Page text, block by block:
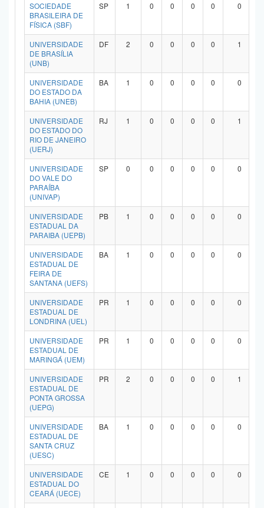
SOCIEDADE
BRASILEIRA DE
FÍSICA (SBF)
SP 1 0 0 0 0 0
UNIVERSIDADE
DE BRASÍLIA
(UNB)
DF 2 0 0 0 0 1
UNIVERSIDADE
DO ESTADO DA
BAHIA (UNEB)
BA 1 0 0 0 0 0
UNIVERSIDADE
DO ESTADO DO
RIO DE JANEIRO
(UERJ)
RJ 1 0 0 0 0 1
UNIVERSIDADE
DO VALE DO
PARAÍBA
(UNIVAP)
SP 0 0 0 0 0 0
UNIVERSIDADE
ESTADUAL DA
PARAIBA (UEPB)
PB 1 0 0 0 0 0
UNIVERSIDADE
ESTADUAL DE
FEIRA DE
SANTANA (UEFS)
BA 1 0 0 0 0 0
UNIVERSIDADE
ESTADUAL DE
LONDRINA (UEL)
PR 1 0 0 0 0 0
UNIVERSIDADE
ESTADUAL DE
MARINGÁ (UEM)
PR 1 0 0 0 0 0
UNIVERSIDADE
ESTADUAL DE
PONTA GROSSA
(UEPG)
PR 2 0 0 0 0 1
UNIVERSIDADE
ESTADUAL DE
SANTA CRUZ
(UESC)
BA 1 0 0 0 0 0
UNIVERSIDADE
ESTADUAL DO
CEARÁ (UECE)
CE 1 0 0 0 0 0